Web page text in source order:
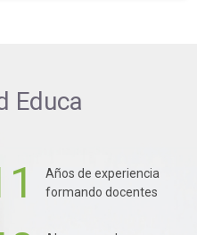
Educa
Años de experiencia
formando docentes